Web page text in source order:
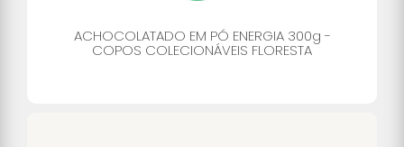
ACHOCOLATADO EM PÓ ENERGIA 300g -
COPOS COLECIONÁVEIS FLORESTA